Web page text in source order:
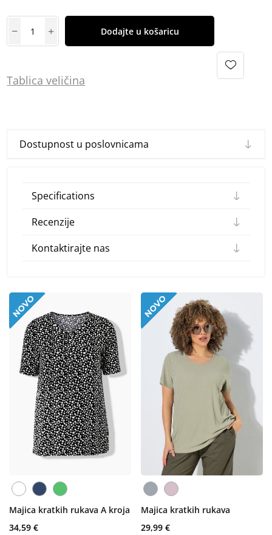
Dodajte u košaricu
Tablica veličina
Dostupnost u poslovnicama
Specifications
Recenzije
Kontaktirajte nas
Majica kratkih rukava A kroja
34,59 €
Majica kratkih rukava
29,99 €